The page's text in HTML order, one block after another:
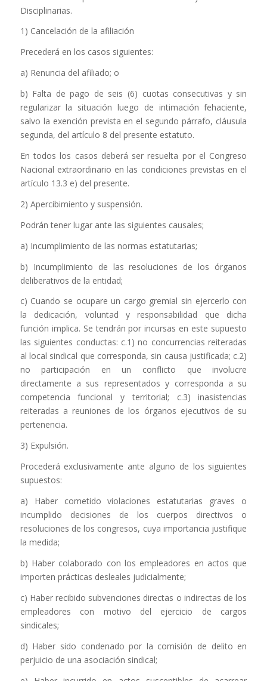
Disciplinarias.
1) Cancelación de la afiliación
Precederá en los casos siguientes:
a) Renuncia del afiliado; o
b) Falta de pago de seis (6) cuotas consecutivas y sin
regularizar la situación luego de intimación fehaciente,
salvo la exención prevista en el segundo párrafo, cláusula
segunda, del artículo 8 del presente estatuto.
En todos los casos deberá ser resuelta por el Congreso
Nacional extraordinario en las condiciones previstas en el
artículo 13.3 e) del presente.
2) Apercibimiento y suspensión.
Podrán tener lugar ante las siguientes causales;
a) Incumplimiento de las normas estatutarias;
b) Incumplimiento de las resoluciones de los órganos
deliberativos de la entidad;
c) Cuando se ocupare un cargo gremial sin ejercerlo con
la dedicación, voluntad y responsabilidad que dicha
función implica. Se tendrán por incursas en este supuesto
las siguientes conductas: c.1) no concurrencias reiteradas
al local sindical que corresponda, sin causa justificada; c.2)
no participación en un conflicto que involucre
directamente a sus representados y corresponda a su
competencia funcional y territorial; c.3) inasistencias
reiteradas a reuniones de los órganos ejecutivos de su
pertenencia.
3) Expulsión.
Procederá exclusivamente ante alguno de los siguientes
supuestos:
a) Haber cometido violaciones estatutarias graves o
incumplido decisiones de los cuerpos directivos o
resoluciones de los congresos, cuya importancia justifique
la medida;
b) Haber colaborado con los empleadores en actos que
importen prácticas desleales judicialmente;
c) Haber recibido subvenciones directas o indirectas de los
empleadores con motivo del ejercicio de cargos
sindicales;
d) Haber sido condenado por la comisión de delito en
perjuicio de una asociación sindical;